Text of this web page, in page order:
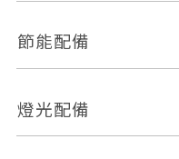
車道偏離警示
自動停車系統
倒車雷達
外部音源接入
節能配備
引擎啟閉系統
燈光配備